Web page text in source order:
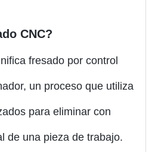
CNC?
fresado por control
un proceso que utiliza
para eliminar con
de una pieza de trabajo.